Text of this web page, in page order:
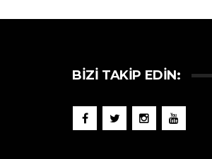
BIZI TAKIP EDIN: